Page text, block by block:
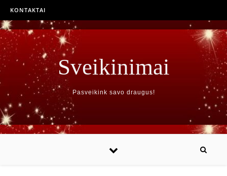
KONTAKTAI
Sveikinimai
Pasveikink savo draugus!